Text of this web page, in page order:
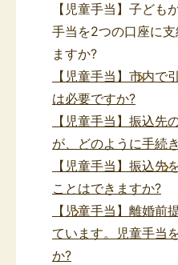
【児童手当】子ども
手当を2つの口座に
ますか?
【児童手当】市内で
は必要ですか?
【児童手当】振込先
が、どのように手続
【児童手当】振込先
ことはできますか?
【児童手当】離婚前
ています。児童手当
か?